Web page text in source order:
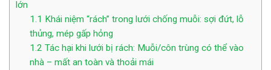
lớn
1.1 Khái niệm “rách” trong lưới chống muỗi: sợi đứt, lỗ
thủng, mép gấp hỏng
1.2 Tác hại khi lưới bị rách: Muỗi/côn trùng có thể vào
nhà – mất an toàn và thoải mái